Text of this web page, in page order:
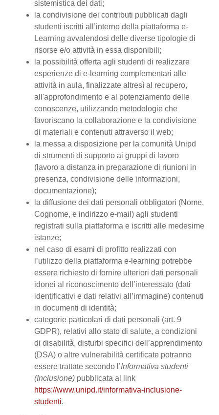
sistemistica dei dati;
la condivisione dei contributi pubblicati dagli
studenti iscritti all’interno della piattaforma e-
Learning avvalendosi delle diverse tipologie di
risorse e/o attività in essa disponibili;
la possibilità offerta agli studenti di realizzare
esperienze di e-learning complementari alle
attività in aula, finalizzate altresì al recupero,
all'approfondimento e al potenziamento delle
conoscenze, utilizzando metodologie che
favoriscano la collaborazione e la condivisione
di materiali e contenuti attraverso il web;
la messa a disposizione per la comunità Unipd
di strumenti di supporto ai gruppi di lavoro
(lavoro a distanza in preparazione di riunioni in
presenza, condivisione delle informazioni,
documentazione);
la diffusione dei dati personali obbligatori (Nome,
Cognome, e indirizzo e-mail) agli studenti
registrati sulla piattaforma e iscritti alle medesime
istanze;
nel caso di esami di profitto realizzati con
l’utilizzo della piattaforma e-learning potrebbe
essere richiesto di fornire ulteriori dati personali
idonei al riconoscimento dell’interessato (dati
identificativi e dati relativi all’immagine) contenuti
in documenti di identità;
categorie particolari di dati personali (art. 9
GDPR), relativi allo stato di salute, a condizioni
di disabilità, disturbi specifici dell’apprendimento
(DSA) o altre vulnerabilità certificate potranno
essere trattate secondo l’Informativa studenti
(Inclusione) pubblicata al link
https://www.unipd.it/informativa-inclusione-
studenti.